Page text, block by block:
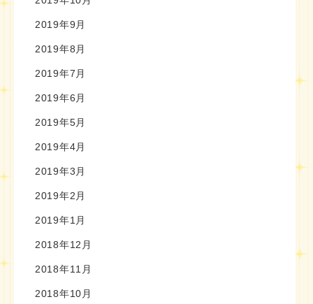
2019年9月
2019年8月
2019年7月
2019年6月
2019年5月
2019年4月
2019年3月
2019年2月
2019年1月
2018年12月
2018年11月
2018年10月